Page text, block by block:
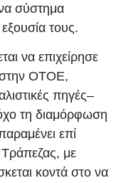
σύστημα
τους.
να επιχείρησε
στην ΟΤΟΕ,
πηγές–
τη διαμόρφωση
επί
Τράπεζας, με
κοντά στο να